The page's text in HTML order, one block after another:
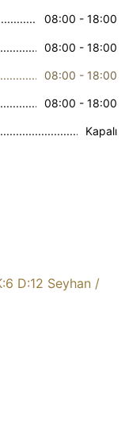
08:00 - 18:00
08:00 - 18:00
08:00 - 18:00
08:00 - 18:00
Kapalı
D:12 Seyhan /